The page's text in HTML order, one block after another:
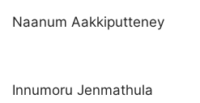
Naanum Aakkiputteney
Innumoru Jenmathula